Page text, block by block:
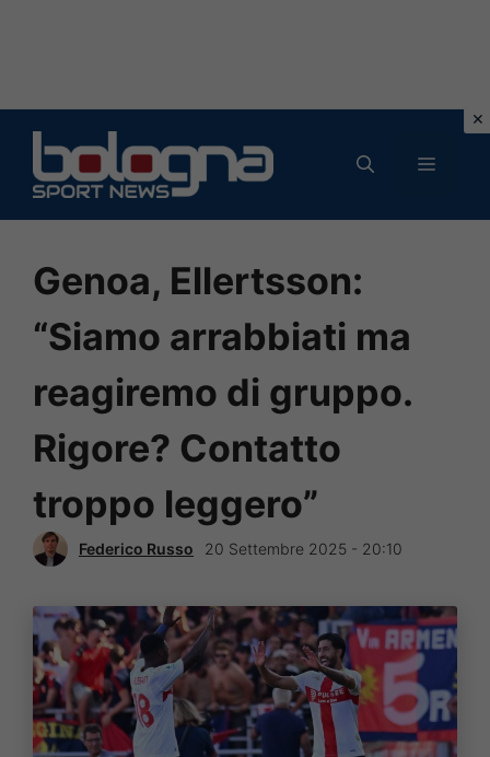
contenuto
MENU
Genoa, Ellertsson:
“Siamo arrabbiati ma
reagiremo di gruppo.
Rigore? Contatto
troppo leggero”
Federico Russo 20 Settembre 2025 - 20:10